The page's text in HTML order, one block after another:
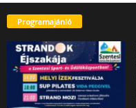
Programajánló